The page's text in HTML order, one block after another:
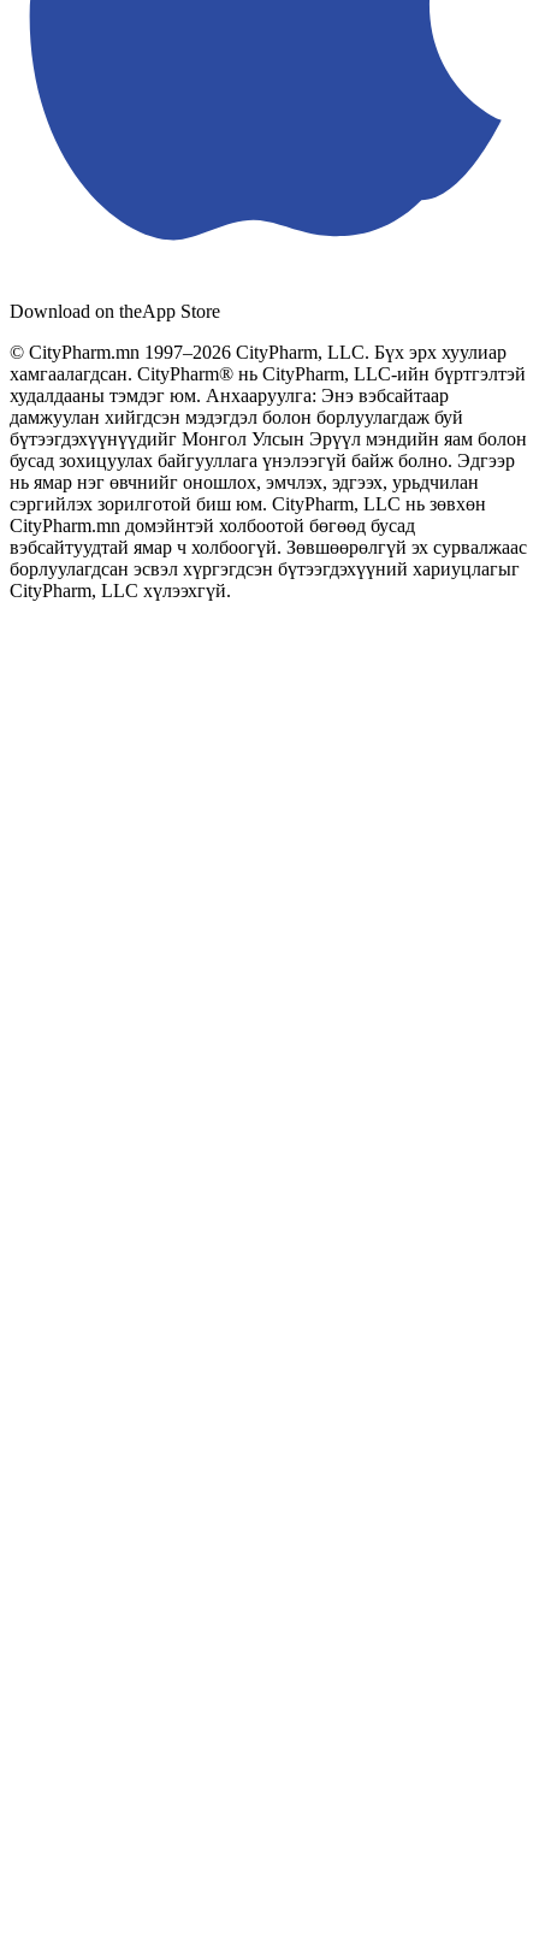
Download on theApp Store
© CityPharm.mn 1997–2026 CityPharm, LLC. Бүх эрх хуулиар
хамгаалагдсан. CityPharm® нь CityPharm, LLC-ийн бүртгэлтэй
худалдааны тэмдэг юм. Анхааруулга: Энэ вэбсайтаар
дамжуулан хийгдсэн мэдэгдэл болон борлуулагдаж буй
бүтээгдэхүүнүүдийг Монгол Улсын Эрүүл мэндийн яам болон
бусад зохицуулах байгууллага үнэлээгүй байж болно. Эдгээр
нь ямар нэг өвчнийг оношлох, эмчлэх, эдгээх, урьдчилан
сэргийлэх зорилготой биш юм. CityPharm, LLC нь зөвхөн
CityPharm.mn домэйнтэй холбоотой бөгөөд бусад
вэбсайтуудтай ямар ч холбоогүй. Зөвшөөрөлгүй эх сурвалжаас
борлуулагдсан эсвэл хүргэгдсэн бүтээгдэхүүний хариуцлагыг
CityPharm, LLC хүлээхгүй.